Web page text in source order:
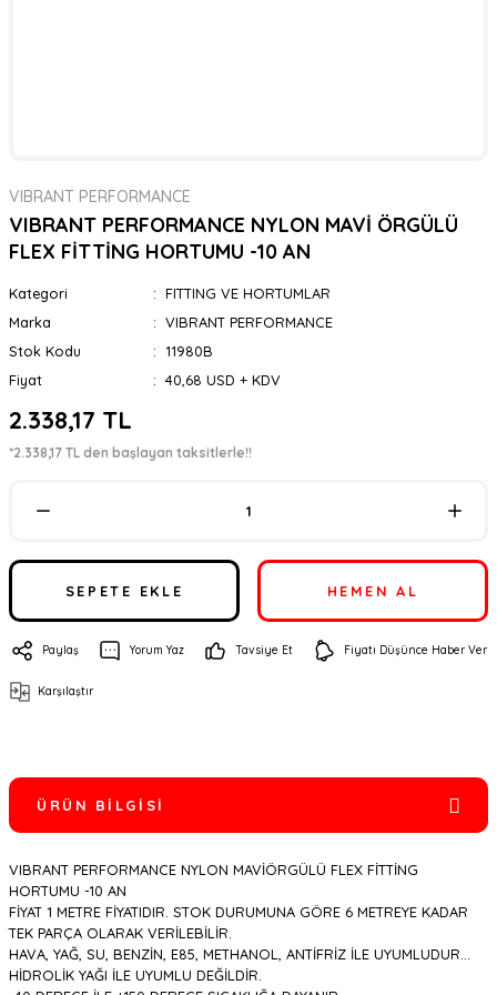
VIBRANT PERFORMANCE
VIBRANT PERFORMANCE NYLON MAVİ ÖRGÜLÜ
FLEX FİTTİNG HORTUMU -10 AN
Kategori
FITTING VE HORTUMLAR
Marka
VIBRANT PERFORMANCE
Stok Kodu
11980B
Fiyat
40,68 USD + KDV
2.338,17 TL
*2.338,17 TL den başlayan taksitlerle!!
SEPETE EKLE HEMEN AL
Paylaş Yorum Yaz Tavsiye Et Fiyatı Düşünce Haber Ver
Karşılaştır
ÜRÜN BILGISI
VIBRANT PERFORMANCE NYLON MAVİÖRGÜLÜ FLEX FİTTİNG
HORTUMU -10 AN
FİYAT 1 METRE FİYATIDIR. STOK DURUMUNA GÖRE 6 METREYE KADAR
TEK PARÇA OLARAK VERİLEBİLİR.
HAVA, YAĞ, SU, BENZİN, E85, METHANOL, ANTİFRİZ İLE UYUMLUDUR...
HİDROLİK YAĞI İLE UYUMLU DEĞİLDİR.